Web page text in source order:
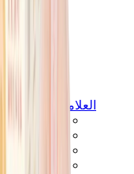
العلامات